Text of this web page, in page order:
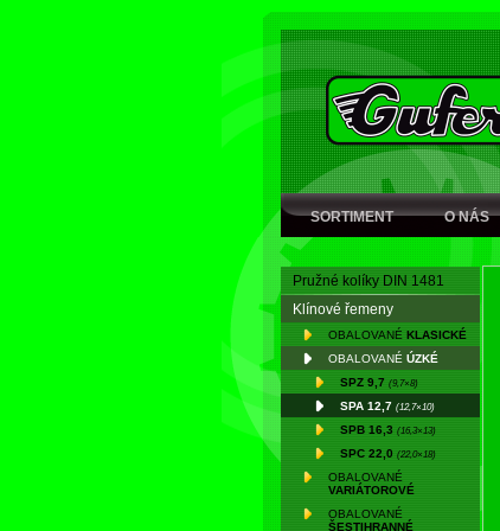
SORTIMENT O NÁS
Pružné kolíky DIN 1481
Klínové řemeny
OBALOVANÉ KLASICKÉ
OBALOVANÉ ÚZKÉ
SPZ 9,7 (9,7×8)
SPA 12,7 (12,7×10)
SPB 16,3 (16,3×13)
SPC 22,0 (22,0×18)
OBALOVANÉ
VARIÁTOROVÉ
OBALOVANÉ
ŠESTIHRANNÉ